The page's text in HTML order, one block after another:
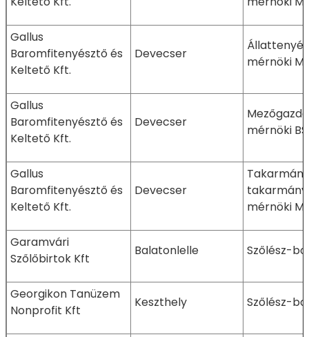
Gallus
Baromfitenyésztő és
Keltető Kft.
Devecser
mérnöki
Gallus
Baromfitenyésztő és
Keltető Kft.
Devecser
mérnöki
Gallus
Baromfitenyésztő és
Keltető Kft.
Devecser
mérnöki
Garamvári
Szőlőbirtok Kft
Balatonlelle Szőlész-
Georgikon Tanüzem
Nonprofit Kft
Keszthely Szőlész-